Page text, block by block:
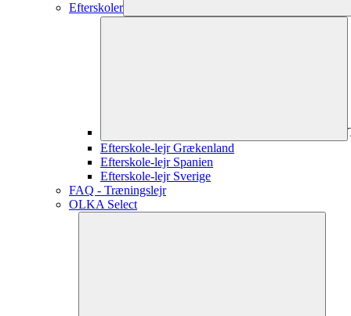
Efterskoler
Efterskole-lejr Grækenland
Efterskole-lejr Spanien
Efterskole-lejr Sverige
FAQ - Træningslejr
OLKA Select